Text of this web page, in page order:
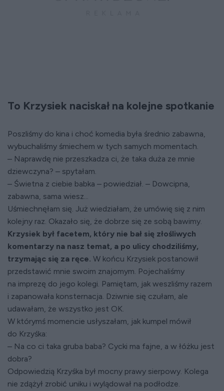
To Krzysiek naciskał na kolejne spotkanie
Poszliśmy do kina i choć komedia była średnio zabawna,
wybuchaliśmy śmiechem w tych samych momentach.
– Naprawdę nie przeszkadza ci, że taka duża ze mnie
dziewczyna? – spytałam.
– Świetna z ciebie babka – powiedział. – Dowcipna,
zabawna, sama wiesz...
Uśmiechnęłam się. Już wiedziałam, że umówię się z nim
kolejny raz. Okazało się, że dobrze się ze sobą bawimy.
Krzysiek był facetem, który nie bał się złośliwych
komentarzy na nasz temat, a po ulicy chodziliśmy,
trzymając się za ręce. W końcu Krzysiek postanowił
przedstawić mnie swoim znajomym. Pojechaliśmy
na imprezę do jego kolegi. Pamiętam, jak weszliśmy razem
i zapanowała konsternacja. Dziwnie się czułam, ale
udawałam, że wszystko jest OK.
W którymś momencie usłyszałam, jak kumpel mówił
do Krzyśka:
– Na co ci taka gruba baba? Cycki ma fajne, a w łóżku jest
dobra?
Odpowiedzią Krzyśka był mocny prawy sierpowy. Kolega
nie zdążył zrobić uniku i wylądował na podłodze.